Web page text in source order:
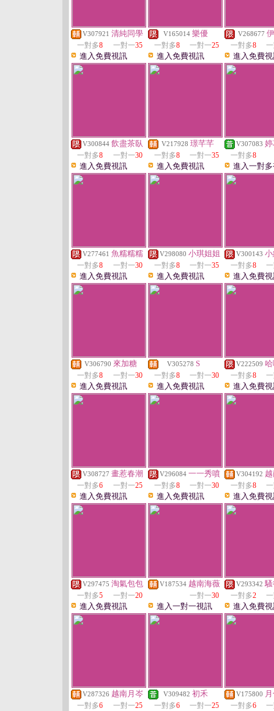
V307921 清純同學
一對多8 一對一35
進入免費視訊
V165014 樂優
一對多8 一對一25
進入免費視訊
V268677
一對多8
進入免費
V300844 飲盡茶臥
一對多8 一對一30
進入免費視訊
V217928 璟芊芊
一對多8 一對一35
進入免費視訊
V307083
一對多8
進入一對
V277461 魚糯糯糯
一對多8 一對一30
進入免費視訊
V298080 小琪姐姐
一對多8 一對一35
進入免費視訊
V300143
一對多8
進入免費
V306790 來加糖
一對多8 一對一30
進入免費視訊
V305278 S
一對多8 一對一30
進入免費視訊
V222509
一對多8
進入免費
V308727 畫惹春潮
一對多6 一對一25
進入免費視訊
V296084 一一秀噴
一對多8 一對一30
進入免費視訊
V304192
一對多8
進入免費
V297475 淘氣包包
一對多5 一對一20
進入免費視訊
V187534 越南海薇
一對一30
進入一對一視訊
V293342
一對多2
進入免費
V287326 越南月岑
一對多6 一對一25
V309482 初禾
一對多6 一對一25
V175800
一對多6